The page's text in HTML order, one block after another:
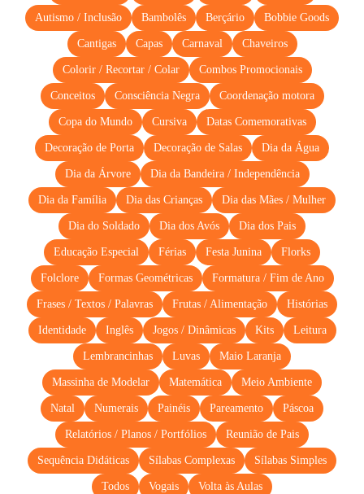
Autismo / Inclusão Bambolês Berçário Bobbie Goods
Cantigas Capas Carnaval Chaveiros
Colorir / Recortar / Colar Combos Promocionais
Conceitos Consciência Negra Coordenação motora
Copa do Mundo Cursiva Datas Comemorativas
Decoração de Porta Decoração de Salas Dia da Água
Dia da Árvore Dia da Bandeira / Independência
Dia da Família Dia das Crianças Dia das Mães / Mulher
Dia do Soldado Dia dos Avós Dia dos Pais
Educação Especial Férias Festa Junina Florks
Folclore Formas Geométricas Formatura / Fim de Ano
Frases / Textos / Palavras Frutas / Alimentação Histórias
Identidade Inglês Jogos / Dinâmicas Kits Leitura
Lembrancinhas Luvas Maio Laranja
Massinha de Modelar Matemática Meio Ambiente
Natal Numerais Painéis Pareamento Páscoa
Relatórios / Planos / Portfólios Reunião de Pais
Sequência Didáticas Sílabas Complexas Sílabas Simples
Todos Vogais Volta às Aulas